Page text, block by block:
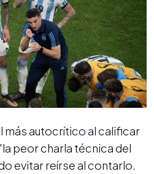
más autocrítico al calificar
peor charla técnica del
evitar reírse al contarlo.